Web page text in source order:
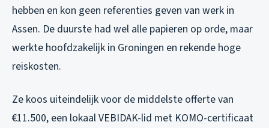
hebben en kon geen referenties geven van werk in
Assen. De duurste had wel alle papieren op orde, maar
werkte hoofdzakelijk in Groningen en rekende hoge
reiskosten.
Ze koos uiteindelijk voor de middelste offerte van
€11.500, een lokaal VEBIDAK-lid met KOMO-certificaat